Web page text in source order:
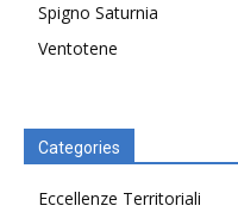
Spigno Saturnia
Ventotene
Categories
Eccellenze Territoriali